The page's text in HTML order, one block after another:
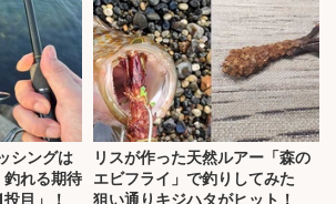
シングは
れる期待
目」！
リスが作った天然ルアー「森の
エビフライ」で釣りしてみた
狙い通りキジハタがヒット！